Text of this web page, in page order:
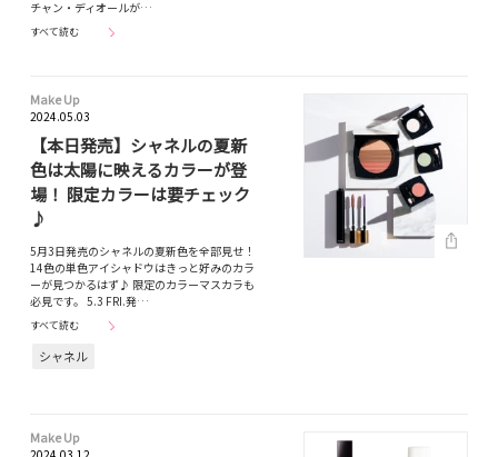
チャン・ディオールが…
すべて読む
Make Up
2024.05.03
【本日発売】シャネルの夏新
色は太陽に映えるカラーが登
場！ 限定カラーは要チェック
♪
5月3日発売のシャネルの夏新色を全部見せ！
14色の単色アイシャドウはきっと好みのカラ
ーが見つかるはず♪ 限定のカラーマスカラも
必見です。 5.3 FRI.発…
すべて読む
シャネル
Make Up
2024.03.12